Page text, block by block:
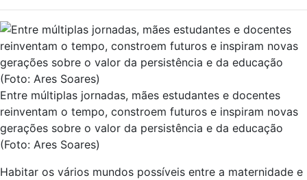
Entre múltiplas jornadas, mães estudantes e docentes
reinventam o tempo, constroem futuros e inspiram novas
gerações sobre o valor da persistência e da educação
(Foto: Ares Soares)
Habitar os vários mundos possíveis entre a maternidade e